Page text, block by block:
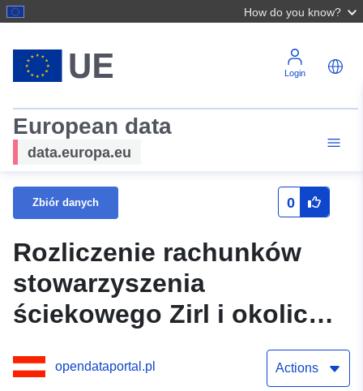
How do you know?
Login
European data
data.europa.eu
Zbiór danych 0
Rozliczenie rachunków
stowarzyszenia
ściekowego Zirl i okolic
opendataportal.pl Actions